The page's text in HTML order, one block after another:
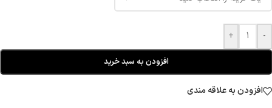
-
+
افزودن به سبد خرید
افزودن به علاقه مندی